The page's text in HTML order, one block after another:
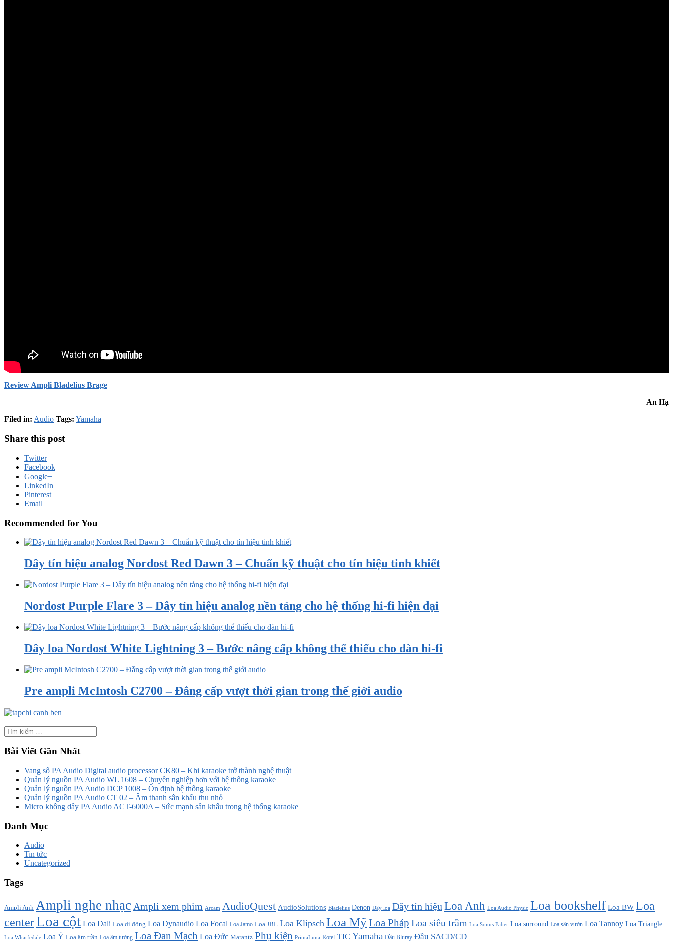
Review Ampli Bladelius Brage
An Hạ
Filed in: Audio Tags: Yamaha
Share this post
Twitter
Facebook
Google+
LinkedIn
Pinterest
Email
Recommended for You
Dây tín hiệu analog Nordost Red Dawn 3 – Chuẩn kỹ thuật cho tín hiệu tinh khiết
Nordost Purple Flare 3 – Dây tín hiệu analog nền tảng cho hệ thống hi-fi hiện đại
Dây loa Nordost White Lightning 3 – Bước nâng cấp không thể thiếu cho dàn hi-fi
Pre ampli McIntosh C2700 – Đẳng cấp vượt thời gian trong thế giới audio
Bài Viết Gần Nhất
Vang số PA Audio Digital audio processor CK80 – Khi karaoke trở thành nghệ thuật
Quản lý nguồn PA Audio WL 1608 – Chuyên nghiệp hơn với hệ thống karaoke
Quản lý nguồn PA Audio DCP 1008 – Ổn định hệ thống karaoke
Quản lý nguồn PA Audio CT 02 – Âm thanh sân khấu thu nhỏ
Micro không dây PA Audio ACT-6000A – Sức mạnh sân khấu trong hệ thống karaoke
Danh Mục
Audio
Tin tức
Uncategorized
Tags
Ampli Anh Ampli nghe nhạc Ampli xem phim Arcam AudioQuest AudioSolutions Bladelius Denon Dây loa Dây tín hiệu Loa Anh Loa Audio Physic Loa bookshelf Loa BW Loa
centerLoa cột Loa Dali Loa di động Loa Dynaudio Loa Focal Loa Jamo Loa JBL Loa Klipsch Loa MỹLoa Pháp Loa siêu trầm Loa Sonus Faber Loa surround Loa sân vườn Loa Tannoy Loa Triangle
Loa Wharfedale Loa Ý Loa âm trần Loa âm tường Loa Đan Mạch Loa Đức Marantz Phụ kiện PrimaLuna Rotel TIC Yamaha Đầu Bluray Đầu SACD/CD